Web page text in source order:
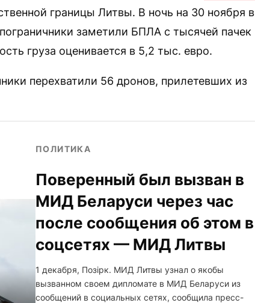
границы Литвы. В ночь на 30 ноября в
заметили БПЛА с тысячей пачек
груза оценивается в 5,2 тыс. евро.
перехватили 56 дронов, прилетевших из
ПОЛИТИКА
Поверенный был вызван в
МИД Беларуси через час
после сообщения об этом в
соцсетях — МИД Литвы
1 декабря, Позірк. МИД Литвы узнал о якобы
вызванном своем дипломате в МИД Беларуси из
сообщений в социальных сетях, сообщила пресс-